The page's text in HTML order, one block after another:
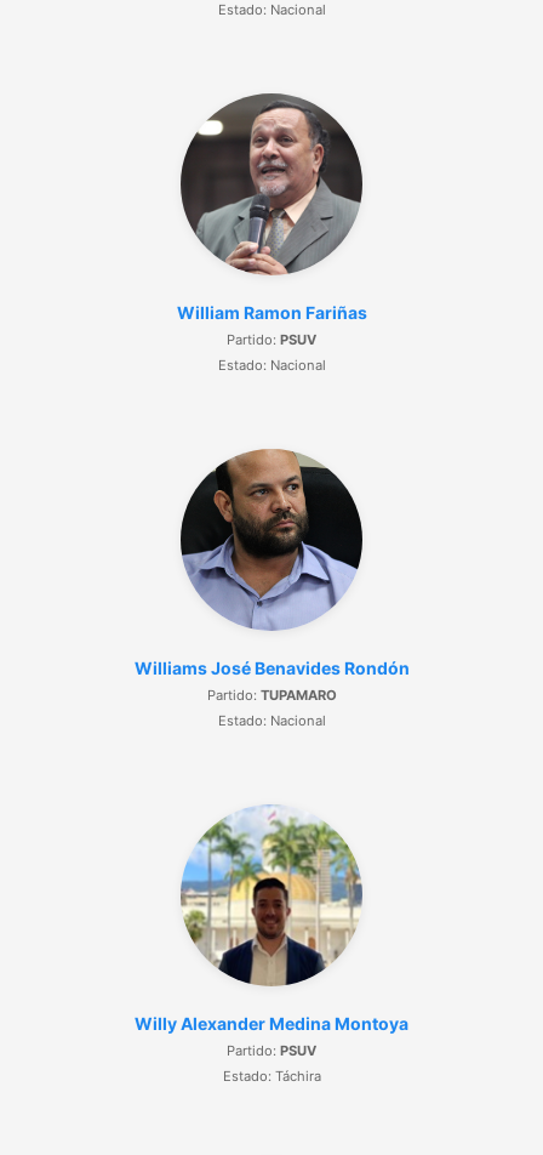
Estado: Nacional
William Ramon Fariñas
Partido: PSUV
Estado: Nacional
Williams José Benavides Rondón
Partido: TUPAMARO
Estado: Nacional
Willy Alexander Medina Montoya
Partido: PSUV
Estado: Táchira